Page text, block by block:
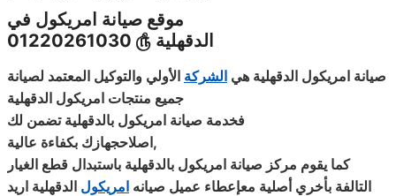
موقع صيانة امريكول في
الدقهلية ௹
صيانة امريكول الدقهلية هي الشركة الأولي والتوكيل المعتمد لصيانة
جميع منتجات امريكول الدقهلية
فخدمة صيانة امريكول بالدقهلية تضمن لك
اصلاحجهازك بكفاءة عالية
,
كما يقوم مركز صيانة امريكول بالدقهلية باستبدال قطع الغيار
التالفة بأخري أصلية معإعطاء عميل صيانه امريكول الدقهلية اريد